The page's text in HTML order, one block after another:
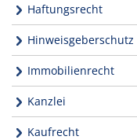
Haftungsrecht
Hinweisgeberschutz
Immobilienrecht
Kanzlei
Kaufrecht